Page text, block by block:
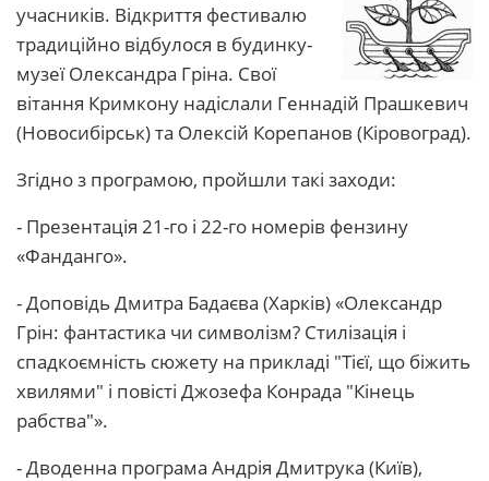
учасників. Відкриття фестивалю
традиційно відбулося в будинку-
музеї Олександра Гріна. Свої
вітання Кримкону надіслали Геннадій Прашкевич
(Новосибірськ) та Олексій Корепанов (Кіровоград).
Згідно з програмою, пройшли такі заходи:
- Презентація 21-го і 22-го номерів фензину
«Фанданго».
- Доповідь Дмитра Бадаєва (Харків) «Олександр
Грін: фантастика чи символізм? Стилізація і
спадкоємність сюжету на прикладі "Тієї, що біжить
хвилями" і повісті Джозефа Конрада "Кінець
рабства"».
- Дводенна програма Андрія Дмитрука (Київ),